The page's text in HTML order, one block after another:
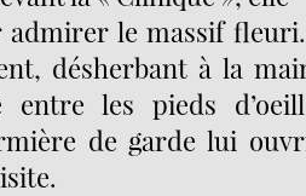
admirer le massif
désherbant à la
entre les pieds
de garde lui